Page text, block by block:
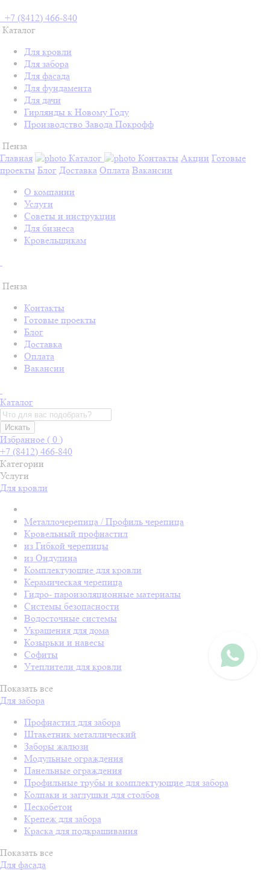
+7 (8412) 466-840
Каталог
Для кровли
Для забора
Для фасада
Для фундамента
Для дачи
Гирлянды к Новому Году
Производство Завода Покрофф
Пенза
Главная
Каталог Контакты Акции Готовые
проекты Блог Доставка Оплата Вакансии
О компании
Услуги
Советы и инструкции
Для бизнеса
Кровельщикам
Пенза
Контакты
Готовые проекты
Блог
Доставка
Оплата
Вакансии
Каталог
Искать
Избранное ( 0 )
+7 (8412) 466-840
Категории
Услуги
Для кровли
Металлочерепица / Профиль черепица
Кровельный профнастил
из Гибкой черепицы
из Ондулина
Комплектующие для кровли
Керамическая черепица
Гидро- пароизоляционные материалы
Системы безопасности
Водосточные системы
Украшения для дома
Козырьки и навесы
Софиты
Утеплители для кровли
Показать все
Для забора
Профнастил для забора
Штакетник металлический
Заборы жалюзи
Модульные ограждения
Панельные ограждения
Профильные трубы и комплектующие для забора
Колпаки и заглушки для столбов
Пескобетон
Крепеж для забора
Краска для подкрашивания
Показать все
Для фасада